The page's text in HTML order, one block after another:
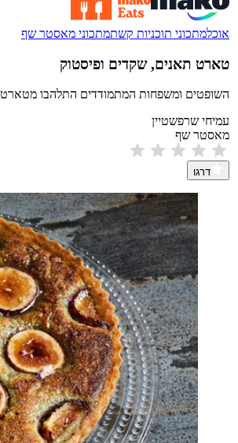
אוכלמתכוני תוכניות קשתמתכוני מאסטר שף
טארט תאנים, שקדים ופיסטוק
השופטים ומשפחות המתמודדים התלהבו מטארט
עמיחי שרפשטיין
מאסטר שף
דרגו